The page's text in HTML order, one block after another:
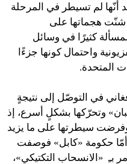
أنّها لم تسيطر في المرحلة
شنّت هجماتها على
كثيرًا في وسائل
واحتمال كونها جزءًا
المتحدة.
في التوصّل إلى نتيجةٍ
وتحرّكها بشكلٍ أسرع، إذ
سيطرتها على ما يزيد
أمّا حكومة «كابل» فوصفت
بـِ «الانسحاب التكتيكي»،